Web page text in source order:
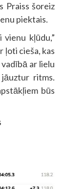
Praiss šoreiz
piektais.
vienu kļūdu,”
ļoti cieša, kas
ar lielu
ritms.
būs